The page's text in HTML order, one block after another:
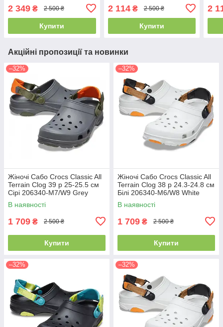
207521-M6/W8 Spring
Break Vanilla/Multi
2 349 ₴ 2 500 ₴
Купити
M6/W8 Violet
2 114₴ 2 500 ₴
Купити
2
Акційні пропозиції та новинки
–32%
Жіночі Сабо Crocs Classic All
Terrain Clog 39 р 25-25.5 см
Сірі 206340-M7/W9 Grey
В наявності
1 709 ₴ 2 500 ₴
Купити
–32%
Жіночі Сабо Crocs Classic All
Terrain Clog 38 р 24.3-24.8 см
Білі 206340-M6/W8 White
В наявності
1 709 ₴ 2 500 ₴
Купити
–32% –32%